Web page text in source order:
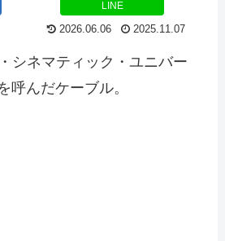
LINE
2026.06.06 2025.11.07
シネマティック・ユニバー
呼んだケーブル。